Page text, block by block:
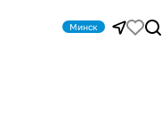
Минск